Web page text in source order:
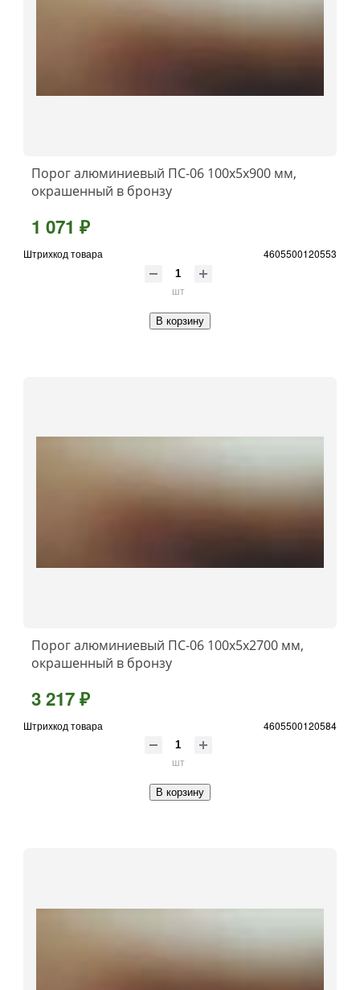
Порог алюминиевый ПС-06 100x5x900 мм,
окрашенный в бронзу
1 071 ₽
Штрихкод товара 4605500120553
шт
В корзину
Порог алюминиевый ПС-06 100x5x2700 мм,
окрашенный в бронзу
3 217 ₽
Штрихкод товара 4605500120584
шт
В корзину